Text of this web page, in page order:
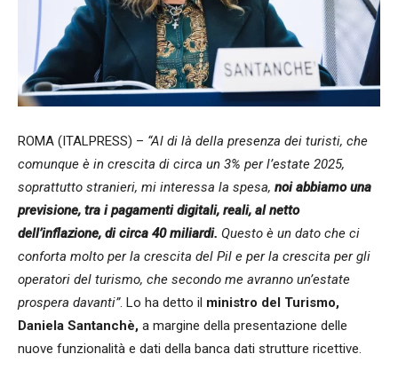
ROMA (ITALPRESS) – “Al di là della presenza dei turisti, che
comunque è in crescita di circa un 3% per l’estate 2025,
soprattutto stranieri, mi interessa la spesa, noi abbiamo una
previsione, tra i pagamenti digitali, reali, al netto
dell’inflazione, di circa 40 miliardi. Questo è un dato che ci
conforta molto per la crescita del Pil e per la crescita per gli
operatori del turismo, che secondo me avranno un’estate
prospera davanti”. Lo ha detto il ministro del Turismo,
Daniela Santanchè, a margine della presentazione delle
nuove funzionalità e dati della banca dati strutture ricettive.